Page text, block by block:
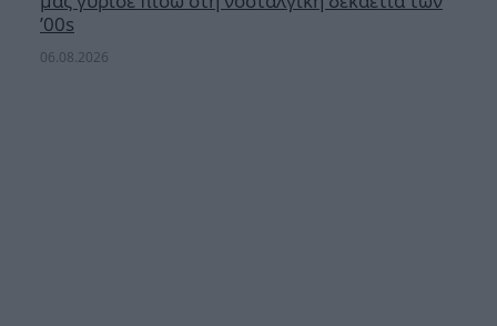
’00s
06.08.2026